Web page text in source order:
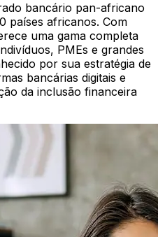
bancário pan-africano
países africanos. Com
uma gama completa
PMEs e grandes
por sua estratégia de
bancárias digitais e
da inclusão financeira